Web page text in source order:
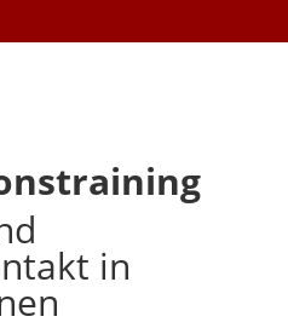
in